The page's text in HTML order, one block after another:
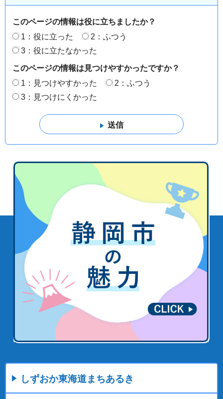
このページの情報は役に立ちましたか？
1：役に立った
2：ふつう
3：役に立たなかった
このページの情報は見つけやすかったですか？
1：見つけやすかった
2：ふつう
3：見つけにくかった
しずおか東海道まちあるき